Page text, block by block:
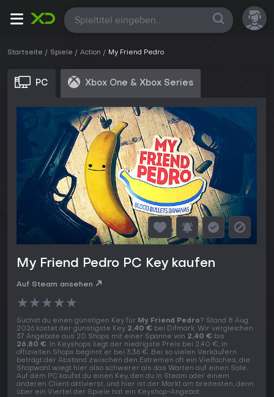
Alle
Startseite Spiele Action My Friend Pedro
PC Xbox One & Xbox Series
My Friend Pedro PC Key kaufen
Auf Steam ansehen
★★★★★
Suchst du einen günstigen Key für My Friend Pedro? Stand 8 Aug.
2026 kostet der günstigste Key 2,40 € bei Difmark. Wir vergleichen
37 Angebote aus 20 Shops mit einer Spanne von 2,40 € bis
26,80 €. In Keyshops liegt der niedrigste Preis bei 2,40 €, in
offiziellen Shops beginnt er bei 3,36 €. Bei so vielen Verkäufern
beträgt der Abstand zwischen den Extremen oft ein Vielfaches, die
Shopwahl wiegt hier also schwerer als das Warten auf einen Sale.
Auf dem PC kaufst du einen Key, den du in Steam oder einem
anderen Client aktivierst, und hier ist der Markt am breitesten, denn
über ein Viertel der Spiele hat ein Keyshop-Angebot.